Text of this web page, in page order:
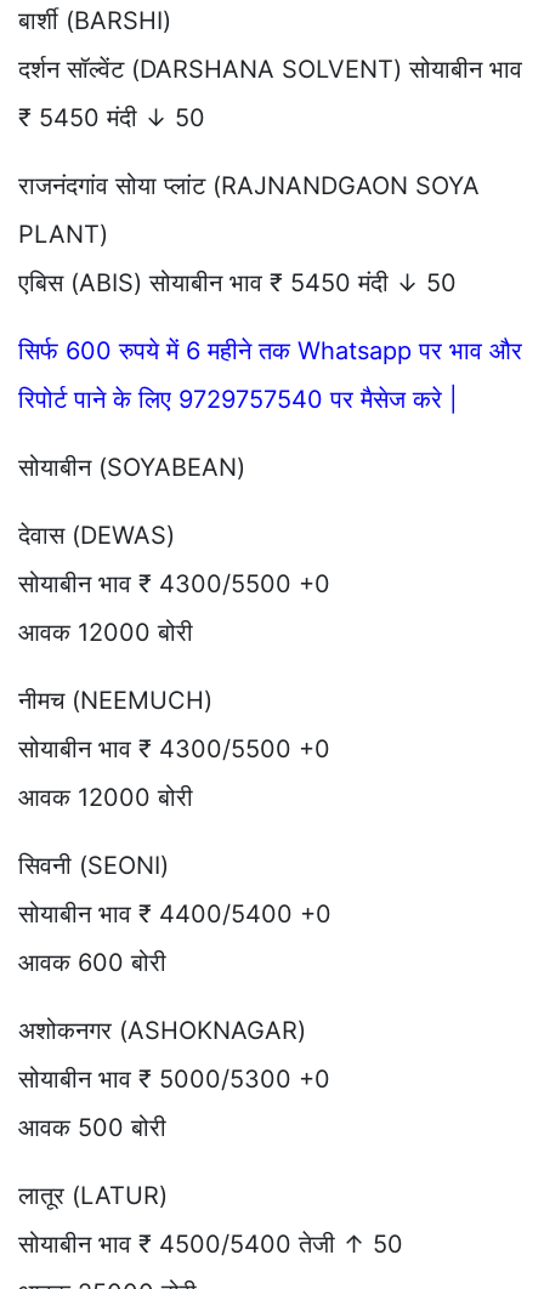
बार्शी (BARSHI)
दर्शन सॉल्वेंट (DARSHANA SOLVENT) सोयाबीन भाव
₹ 5450 मंदी ↓ 50
राजनंदगांव सोया प्लांट (RAJNANDGAON SOYA
PLANT)
एबिस (ABIS) सोयाबीन भाव ₹ 5450 मंदी ↓ 50
सिर्फ 600 रुपये में 6 महीने तक Whatsapp पर भाव और
रिपोर्ट पाने के लिए 9729757540 पर मैसेज करे |
सोयाबीन (SOYABEAN)
देवास (DEWAS)
सोयाबीन भाव ₹ 4300/5500 +0
आवक 12000 बोरी
नीमच (NEEMUCH)
सोयाबीन भाव ₹ 4300/5500 +0
आवक 12000 बोरी
सिवनी (SEONI)
सोयाबीन भाव ₹ 4400/5400 +0
आवक 600 बोरी
अशोकनगर (ASHOKNAGAR)
सोयाबीन भाव ₹ 5000/5300 +0
आवक 500 बोरी
लातूर (LATUR)
सोयाबीन भाव ₹ 4500/5400 तेजी ↑ 50